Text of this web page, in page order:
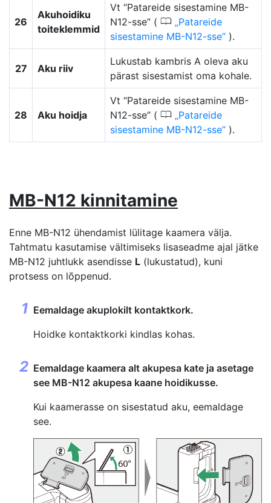
26
Akuhoidiku
toiteklemmid
Vt “Patareide sisestamine MB-
N12-sse” ( 0 Patareide
sisestamine MB-N12-sse ).
27 Aku riiv
Lukustab kambris A oleva aku
pärast sisestamist oma kohale.
28 Aku hoidja
Vt “Patareide sisestamine MB-
N12-sse” ( 0 Patareide
sisestamine MB-N12-sse ).
MB-N12 kinnitamine
Enne MB-N12 ühendamist lülitage kaamera välja.
Tahtmatu kasutamise vältimiseks lisaseadme ajal jätke
MB-N12 juhtlukk asendisse L (lukustatud), kuni
protsess on lõppenud.
Eemaldage akuplokilt kontaktkork.
Hoidke kontaktkorki kindlas kohas.
Eemaldage kaamera alt akupesa kate ja asetage
see MB-N12 akupesa kaane hoidikusse.
Kui kaamerasse on sisestatud aku, eemaldage
see.